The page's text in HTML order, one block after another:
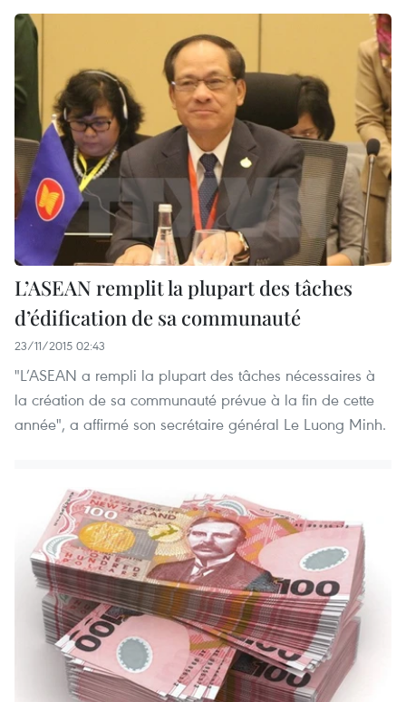
L’ASEAN remplit la plupart des tâches
d’édification de sa communauté
23/11/2015 02:43
"L’ASEAN a rempli la plupart des tâches nécessaires à
la création de sa communauté prévue à la fin de cette
année", a affirmé son secrétaire général Le Luong Minh.